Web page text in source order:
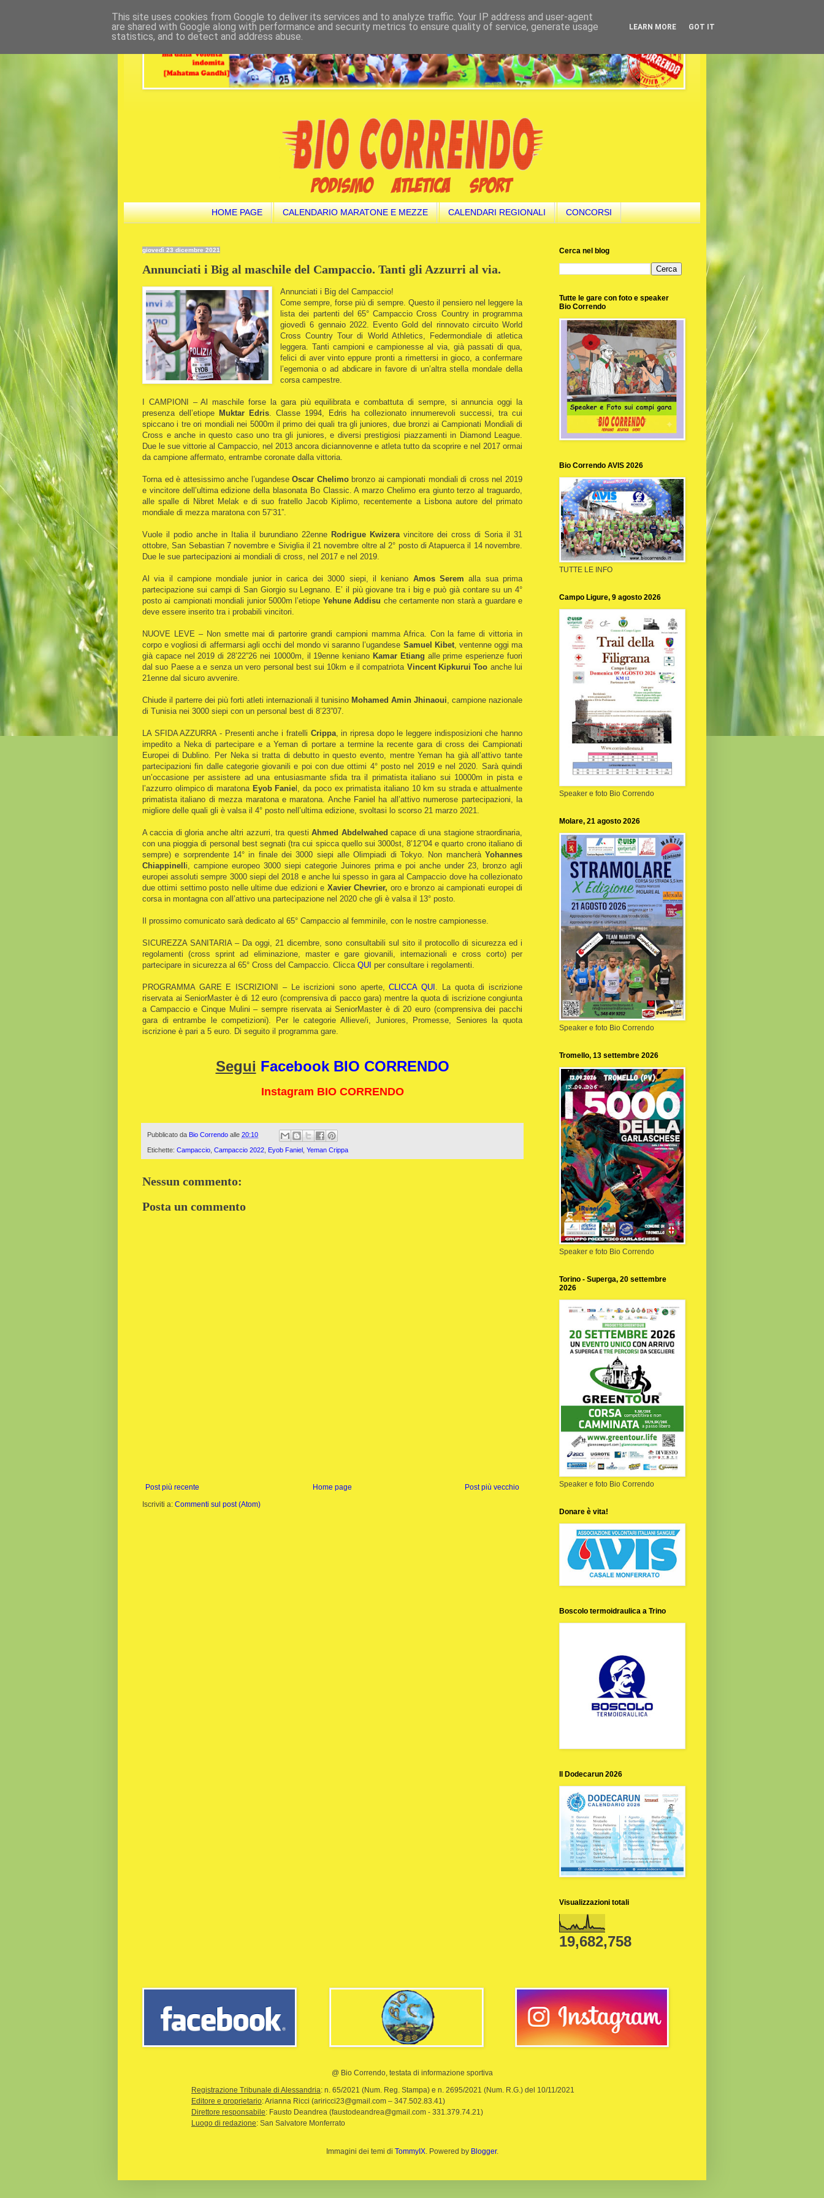
HOME PAGE CALENDARIO MARATONE E MEZZE CALENDARI REGIONALI CONCORSI
giovedì 23 dicembre 2021
Annunciati i Big al maschile del Campaccio. Tanti gli Azzurri al via.
Annunciati i Big del Campaccio!
Come sempre, forse più di sempre. Questo il pensiero nel leggere la
lista dei partenti del 65° Campaccio Cross Country in programma
giovedì 6 gennaio 2022.
Evento Gold del rinnovato circuito World
Cross Country Tour di World Athletics, Federmondiale di atletica
leggera. Tanti campioni e campionesse al via, già passati di qua,
felici di aver vinto eppure pronti a rimettersi in gioco, a confermare
l’egemonia o ad abdicare in favore di un’altra stella mondale della
corsa campestre.
I CAMPIONI – Al maschile forse la gara più equilibrata e combattuta di sempre, si annuncia oggi la
presenza dell’etiope Muktar Edris . Classe 1994, Edris ha collezionato innumerevoli successi, tra cui
spiccano i tre ori mondiali nei 5000m il primo dei quali tra gli juniores, due bronzi ai Campionati Mondiali di
Cross e anche in questo caso uno tra gli juniores, e diversi prestigiosi piazzamenti in Diamond League.
Due le sue vittorie al Campaccio, nel 2013 ancora diciannovenne e atleta tutto da scoprire e nel 2017 ormai
da campione affermato, entrambe coronate dalla vittoria.
Torna ed è attesissimo anche l’ugandeseOscar Chelimobronzo ai campionati mondiali di cross nel 2019
e vincitore dell’ultima edizione della blasonata Bo Classic. A marzo Chelimo era giunto terzo al traguardo,
alle spalle di Nibret Melak e di suo fratello Jacob Kiplimo, recentemente a Lisbona autore del primato
mondiale di mezza maratona con 57’31”.
Vuole il podio anche in Italia il burundiano 22enne Rodrigue Kwizera vincitore dei cross di Soria il 31
ottobre, San Sebastian 7 novembre e Siviglia il 21 novembre oltre al 2° posto di Atapuerca il 14 novembre.
Due le sue partecipazioni ai mondiali di cross, nel 2017 e nel 2019.
Al via il campione mondiale junior in carica dei 3000 siepi, il keniano Amos Serem alla sua prima
partecipazione sui campi di San Giorgio su Legnano. E’ il più giovane tra i big e può già contare su un 4°
posto ai campionati mondiali junior 5000m l’etiope Yehune Addisu che certamente non starà a guardare e
deve essere inserito tra i probabili vincitori.
NUOVE LEVE – Non smette mai di partorire grandi campioni mamma Africa. Con la fame di vittoria in
corpo e vogliosi di affermarsi agli occhi del mondo vi saranno l’ugandese Samuel Kibet, ventenne oggi ma
già capace nel 2019 di 28’22”26 nei 10000m, il 19enne keniano Kamar Etiang alle prime esperienze fuori
dal suo Paese a e senza un vero personal best sui 10km e il compatriota Vincent Kipkurui Too anche lui
21enne dal sicuro avvenire.
Chiude il parterre dei più forti atleti internazionali il tunisino Mohamed Amin Jhinaoui , campione nazionale
di Tunisia nei 3000 siepi con un personal best di 8’23”07.
LA SFIDA AZZURRA - Presenti anche i fratelli Crippa, in ripresa dopo le leggere indisposizioni che hanno
impedito a Neka di partecipare e a Yeman di portare a termine la recente gara di cross dei Campionati
Europei di Dublino. Per Neka si tratta di debutto in questo evento, mentre Yeman ha già all’attivo tante
partecipazioni fin dalle categorie giovanili e poi con due ottimi 4° posto nel 2019 e nel 2020. Sarà quindi
un’occasione per assistere ad una entusiasmante sfida tra il primatista italiano sui 10000m in pista e
l’azzurro olimpico di maratona Eyob Fanie l, da poco ex primatista italiano 10 km su strada e attualmente
primatista italiano di mezza maratona e maratona. Anche Faniel ha all’attivo numerose partecipazioni, la
migliore delle quali gli è valsa il 4° posto nell’ultima edizione, svoltasi lo scorso 21 marzo 2021.
A caccia di gloria anche altri azzurri, tra questiAhmed Abdelwahed capace di una stagione straordinaria,
con una pioggia di personal best segnati (tra cui spicca quello sui 3000st, 8’12”04 e quarto crono italiano di
sempre) e sorprendente 14° in finale dei 3000 siepi alle Olimpiadi di Tokyo. Non mancherà Yohannes
Chiappinell i, campione europeo 3000 siepi categorie Juinores prima e poi anche under 23, bronzo agli
europei assoluti sempre 3000 siepi del 2018 e anche lui spesso in gara al Campaccio dove ha collezionato
due ottimi settimo posto nelle ultime due edizioni e Xavier Chevrier, oro e bronzo ai campionati europei di
corsa in montagna con all’attivo una partecipazione nel 2020 che gli è valsa il 13° posto.
Il prossimo comunicato sarà dedicato al 65° Campaccio al femminile, con le nostre campionesse.
SICUREZZA SANITARIA – Da oggi, 21 dicembre, sono consultabili sul sito il protocollo di sicurezza ed i
regolamenti (cross sprint ad eliminazione, master e gare giovanili, internazionali e cross corto) per
partecipare in sicurezza al 65° Cross del Campaccio. Clicca QUI per consultare i regolamenti.
PROGRAMMA GARE E ISCRIZIONI – Le iscrizioni sono aperte,CLICCA QUI
. La quota di iscrizione
riservata ai SeniorMaster è di 12 euro (comprensiva di pacco gara) mentre la quota di iscrizione congiunta
a Campaccio e Cinque Mulini – sempre riservata ai SeniorMaster è di 20 euro (comprensiva dei pacchi
gara di entrambe le competizioni). Per le categorie Allieve/i, Juniores, Promesse, Seniores la quota
iscrizione è pari a 5 euro. Di seguito il programma gare.
Segui Facebook BIO CORRENDO
Instagram BIO CORRENDO
Pubblicato da Bio Correndo alle 20:10
Etichette: Campaccio Campaccio 2022 Eyob Faniel Yeman Crippa
Nessun commento:
Posta un commento
Post più recente Post più vecchio
Home page
Iscriviti a: Commenti sul post (Atom)
Cerca nel blog
Tutte le gare con foto e speaker
Bio Correndo
Bio Correndo AVIS 2026
TUTTE LE INFO
Campo Ligure, 9 agosto 2026
Speaker e foto Bio Correndo
Molare, 21 agosto 2026
Speaker e foto Bio Correndo
Tromello, 13 settembre 2026
Speaker e foto Bio Correndo
Torino - Superga, 20 settembre
2026
Speaker e foto Bio Correndo
Donare è vita!
Boscolo termoidraulica a Trino
Il Dodecarun 2026
Visualizzazioni totali
19,682,758
@ Bio Correndo, testata di informazione sportiva
Registrazione Tribunale di Alessandria: n. 65/2021 (Num. Reg. Stampa) e n. 2695/2021 (Num. R.G.) del 10/11/2021
Editore e proprietario: Arianna Ricci (ariricci23@gmail.com – 347.502.83.41)
Direttore responsabile: Fausto Deandrea (faustodeandrea@gmail.com - 331.379.74.21)
Luogo di redazione: San Salvatore Monferrato
Immagini dei temi di TommyIX. Powered by Blogger.
This site uses cookies from Google to deliver its services and to analyze traffic. Your IP address and user-agent
are shared with Google along with performance and security metrics to ensure quality of service, generate usage
statistics, and to detect and address abuse.
LEARN MORE GOT IT